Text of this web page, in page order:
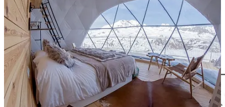
Descubre todos nuestros espacios